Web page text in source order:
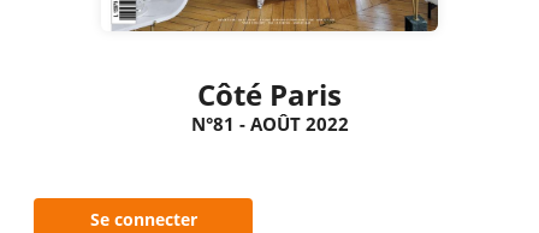
Côté Paris
N°81 - AOÛT 2022
Se connecter